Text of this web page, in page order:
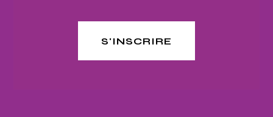
S'INSCRIRE